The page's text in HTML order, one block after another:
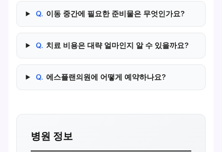
Q. 이동 중간에 필요한 준비물은 무엇인가요?
Q. 치료 비용은 대략 얼마인지 알 수 있을까요?
Q. 에스플랜의원에 어떻게 예약하나요?
병원 정보